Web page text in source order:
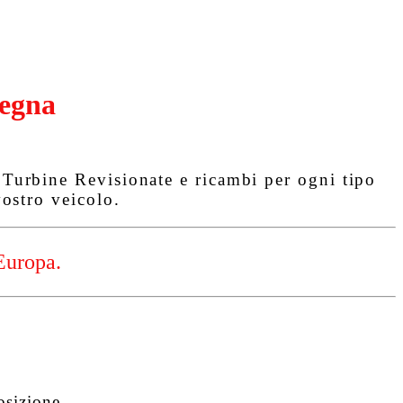
Revisionate e ricambi per ogni tipo
veicolo.